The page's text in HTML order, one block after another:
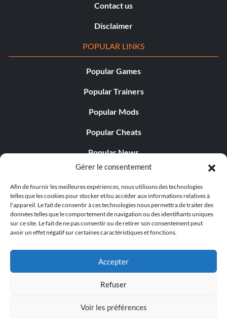
Gérer le consentement
Afin de fournir les meilleures expériences, nous utilisons des technologies
telles que les cookies pour stocker et/ou accéder aux informations relatives à
l'appareil. Le fait de consentir à ces technologies nous permettra de traiter des
données telles que le comportement de navigation ou des identifiants uniques
sur ce site. Le fait de ne pas consentir ou de retirer son consentement peut
avoir un effet négatif sur certaines caractéristiques et fonctions.
Accepter
Refuser
Voir les préférences
Contact us
Disclaimer
POPULAR LINKS
Popular Games
Popular Trainers
Popular Mods
Popular Cheats
Popular News
Popular Editorials
Popular Free Games
LATEST UPDATES
© 1998 - 2026 MegaGames.com All rights reserved